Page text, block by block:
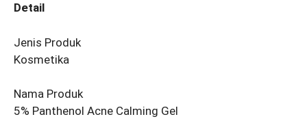
Detail
Jenis Produk
Kosmetika
Nama Produk
5% Panthenol Acne Calming Gel